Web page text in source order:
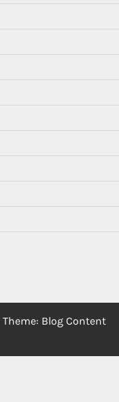
Theme: Blog Content